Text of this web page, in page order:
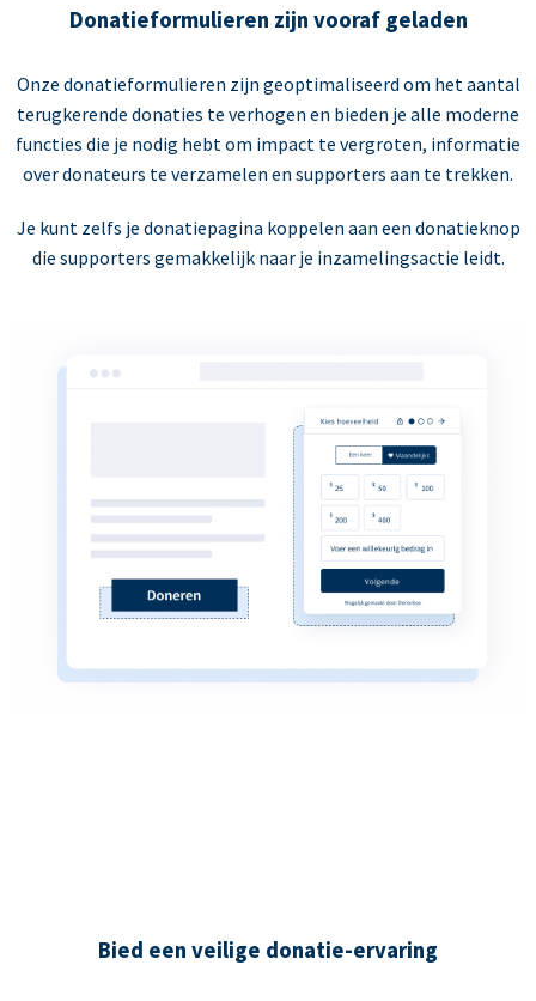
Donatieformulieren zijn vooraf geladen
Onze donatieformulieren zijn geoptimaliseerd om het aantal
terugkerende donaties te verhogen en bieden je alle moderne
functies die je nodig hebt om impact te vergroten, informatie
over donateurs te verzamelen en supporters aan te trekken.
Je kunt zelfs je donatiepagina koppelen aan een donatieknop
die supporters gemakkelijk naar je inzamelingsactie leidt.
Bied een veilige donatie-ervaring